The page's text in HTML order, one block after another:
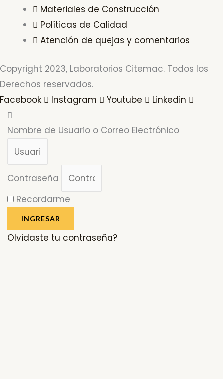
Materiales de Construcción
Políticas de Calidad
Atención de quejas y comentarios
Copyright 2023, Laboratorios Citemac. Todos los
Derechos reservados.
Facebook
Instagram Youtube Linkedin
Nombre de Usuario o Correo Electrónico
Contraseña
Recordarme
INGRESAR
Olvidaste tu contraseña?